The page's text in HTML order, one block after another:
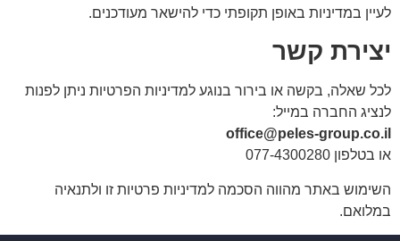
לעיין במדיניות באופן תקופתי כדי להישאר מעודכנים.
יצירת קשר
לכל שאלה, בקשה או בירור בנוגע למדיניות הפרטיות ניתן לפנות
לנציג החברה במייל:
office@peles-group.co.il
או בטלפון 077-4300280
השימוש באתר מהווה הסכמה למדיניות פרטיות זו ולתנאיה
במלואם.